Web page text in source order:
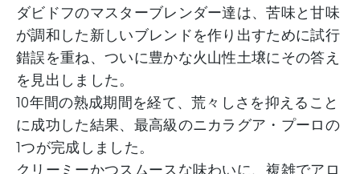
ダビドフのマスターブレンダー達は、苦味と甘味
が調和した新しいブレンドを作り出すために試行
錯誤を重ね、ついに豊かな火山性土壌にその答え
を見出しました。
10年間の熟成期間を経て、荒々しさを抑えること
に成功した結果、最高級のニカラグア・プーロの
1つが完成しました。
クリーミーかつスムースな味わいに、複雑でアロ